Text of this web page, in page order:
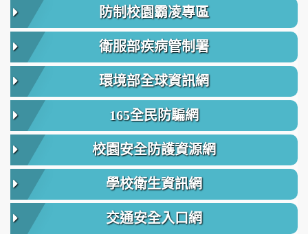
防制校園霸凌專區
衛服部疾病管制署
環境部全球資訊網
165全民防騙網
校園安全防護資源網
學校衛生資訊網
交通安全入口網